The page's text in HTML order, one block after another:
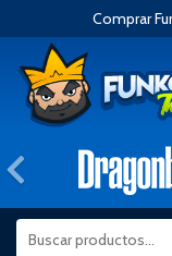
Comprar
Anterior